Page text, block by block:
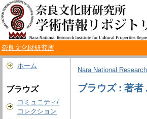
奈良文化財研究所
ホーム
ブラウズ
コミュニティ/
コレクション
Nara National
ブラウズ : 著者